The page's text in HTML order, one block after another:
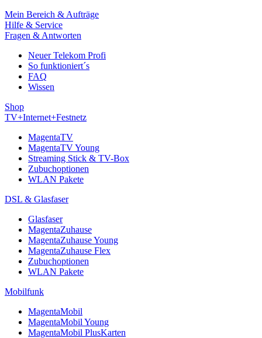
Mein Bereich & Aufträge
Hilfe & Service
Fragen & Antworten
Neuer Telekom Profi
So funktioniert´s
FAQ
Wissen
Shop
TV+Internet+Festnetz
MagentaTV
MagentaTV Young
Streaming Stick & TV-Box
Zubuchoptionen
WLAN Pakete
DSL & Glasfaser
Glasfaser
MagentaZuhause
MagentaZuhause Young
MagentaZuhause Flex
Zubuchoptionen
WLAN Pakete
Mobilfunk
MagentaMobil
MagentaMobil Young
MagentaMobil PlusKarten